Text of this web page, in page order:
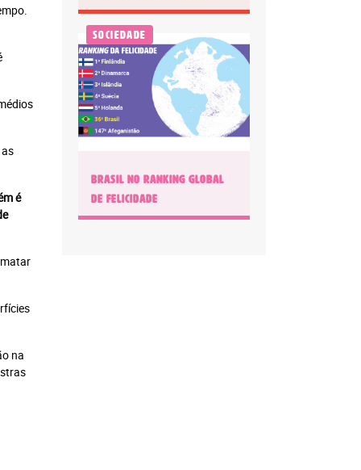
é
na
Sociedade
BRASIL NO RANKING GLOBAL
DE FELICIDADE